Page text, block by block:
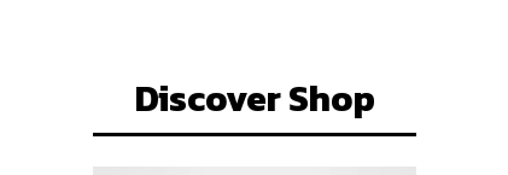
Discover Shop